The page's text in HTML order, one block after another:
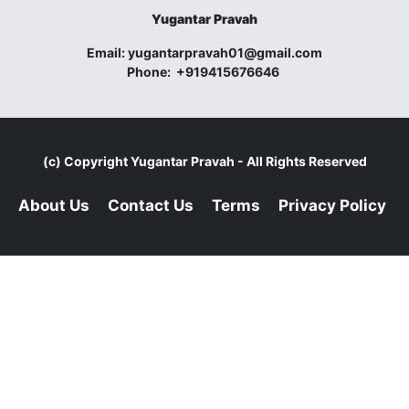
Yugantar Pravah
Email:yugantarpravah01@gmail.com
Phone: +919415676646
(c) CopyrightYugantar Pravah - All Rights Reserved
About Us Contact Us Terms Privacy Policy